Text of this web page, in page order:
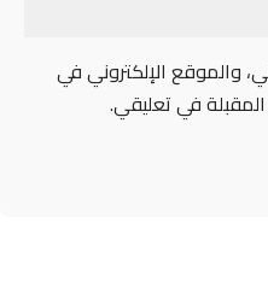
والموقع الإلكتروني في
في تعليقي.